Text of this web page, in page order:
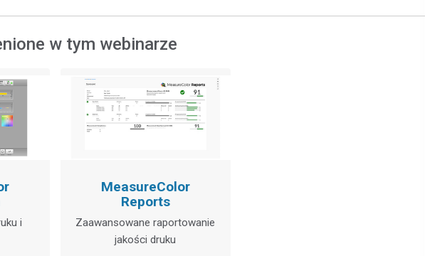
w tym webinarze
i
MeasureColor
Reports
Zaawansowane raportowanie
jakości druku